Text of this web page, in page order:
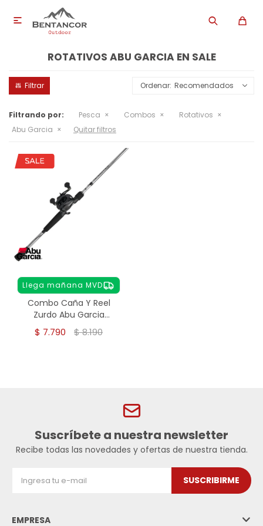

ROTATIVOS ABU GARCIA EN SALE
Recomendados
Filtrando por: Pesca Combos
Rotativos
Abu Garcia
Quitar filtros
Llega mañana MVD
Combo Caña Y Reel
Zurdo Abu Garcia
Vengeance 2,10 Mts
$ 7.790 $8.190
Suscríbete a nuestra newsletter
Recibe todas las novedades y ofertas de nuestra tienda.
SUSCRIBIRME
EMPRESA